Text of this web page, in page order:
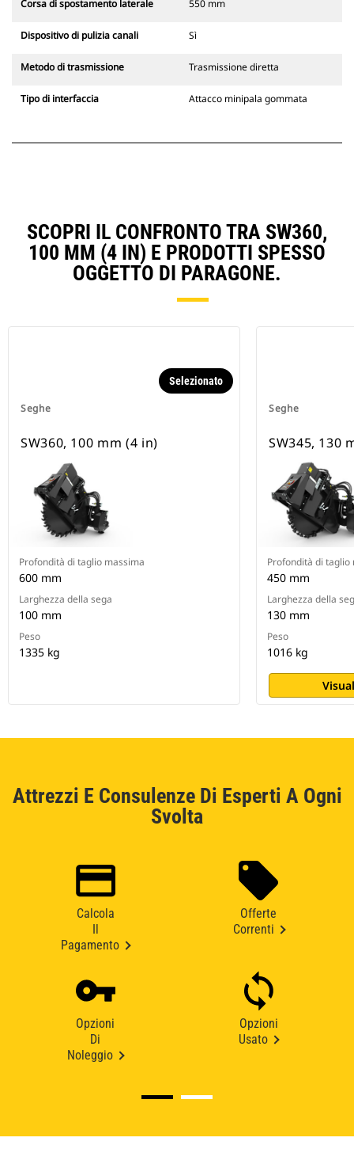
Corsa di spostamento laterale 550 mm
Dispositivo di pulizia canali Sì
Metodo di trasmissione Trasmissione diretta
Tipo di interfaccia Attacco minipala gommata
SCOPRI IL CONFRONTO TRA SW360,
100 MM (4 IN) E PRODOTTI SPESSO
OGGETTO DI PARAGONE.
Seghe
Selezionato
SW360, 100 mm (4 in)
Profondità di taglio massima
600 mm
Larghezza della sega
100 mm
Peso
1335 kg
Seghe
SW345, 130
Profondità di taglio
450 mm
Larghezza della
130 mm
Peso
1016 kg
Attrezzi E Consulenze Di Esperti A Ogni
Svolta
Calcola
Pagamento
Offerte
Correnti
Opzioni
Di
Noleggio
Opzioni
Usato